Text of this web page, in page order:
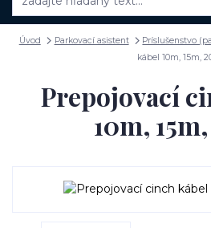
Úvod Parkovací asistent Príslušenstvo
kábel 10m, 15m,
Prepojovací
10m,